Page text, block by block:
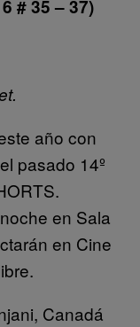
# 35 – 37)
año con
pasado 14º
en Sala
en Cine
Canadá